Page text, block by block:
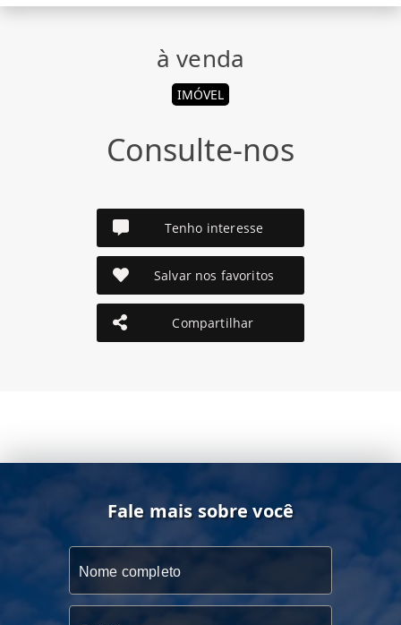
à venda
IMÓVEL
Consulte-nos
Tenho interesse
Salvar nos favoritos
Compartilhar
Fale mais sobre você